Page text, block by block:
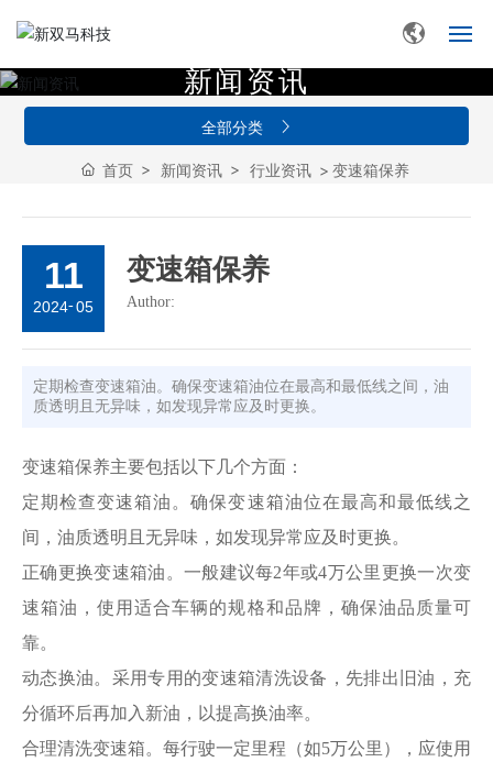
网站首页
新闻资讯
人才招聘
联系我们
新闻资讯
全部分类
首页 新闻资讯 行业资讯 变速箱保养
11
2024-05
变速箱保养
Author:
定期检查变速箱油。确保变速箱油位在最高和最低线之间，油
质透明且无异味，如发现异常应及时更换。
变速箱保养主要包括以下几个方面：
定期检查变速箱油。确保变速箱油位在最高和最低线之
间，油质透明且无异味，如发现异常应及时更换。
正确更换变速箱油。一般建议每2年或4万公里更换一次变
速箱油，使用适合车辆的规格和品牌，确保油品质量可
靠。
动态换油。采用专用的变速箱清洗设备，先排出旧油，充
分循环后再加入新油，以提高换油率。
合理清洗变速箱。每行驶一定里程（如5万公里），应使用